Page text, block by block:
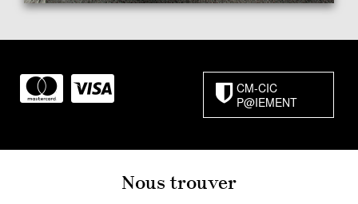
CM-CIC
P@IEMENT
Nous trouver